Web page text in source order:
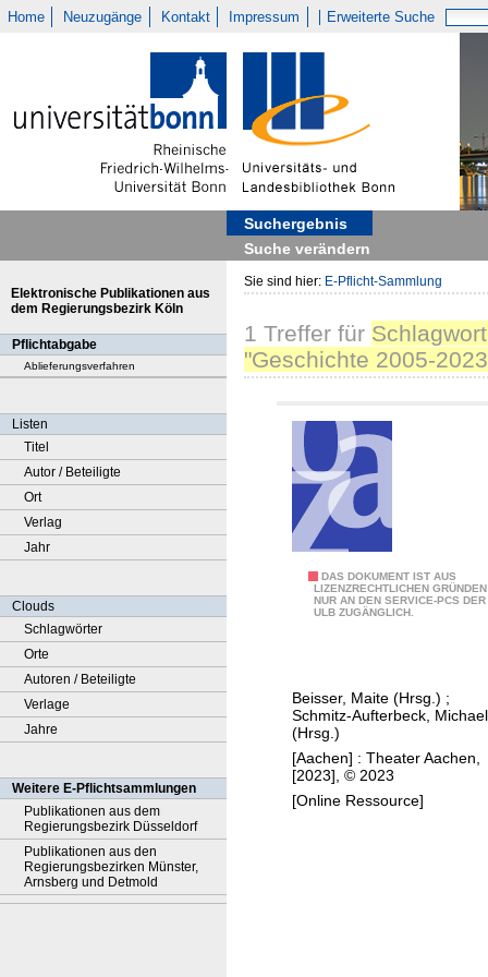
Home Neuzugänge Kontakt Impressum Erweiterte Suche
Suchergebnis
Suche verändern
Elektronische Publikationen aus
dem Regierungsbezirk Köln
Pflichtabgabe
Ablieferungsverfahren
Listen
Titel
Autor / Beteiligte
Ort
Verlag
Jahr
Clouds
Schlagwörter
Orte
Autoren / Beteiligte
Verlage
Jahre
Weitere E-Pflichtsammlungen
Publikationen aus dem
Regierungsbezirk Düsseldorf
Publikationen aus den
Regierungsbezirken Münster,
Arnsberg und Detmold
Sie sind hier: E-Pflicht-Sammlung
1 Treffer für
"Geschichte 2005-
DAS DOKUMENT IST AUS
LIZENZRECHTLICHEN GRÜNDEN
NUR AN DEN SERVICE-PCS DER
ULB ZUGÄNGLICH.
e
r
A
a
c
Beisser, Maite (Hrsg.) ;
Schmitz-Aufterbeck, Michael
(Hrsg.)
[Aachen] : Theater Aachen,
[2023], © 2023
[Online Ressource]